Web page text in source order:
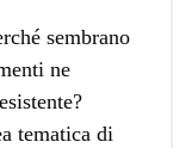
sembrano
ne
tematica di